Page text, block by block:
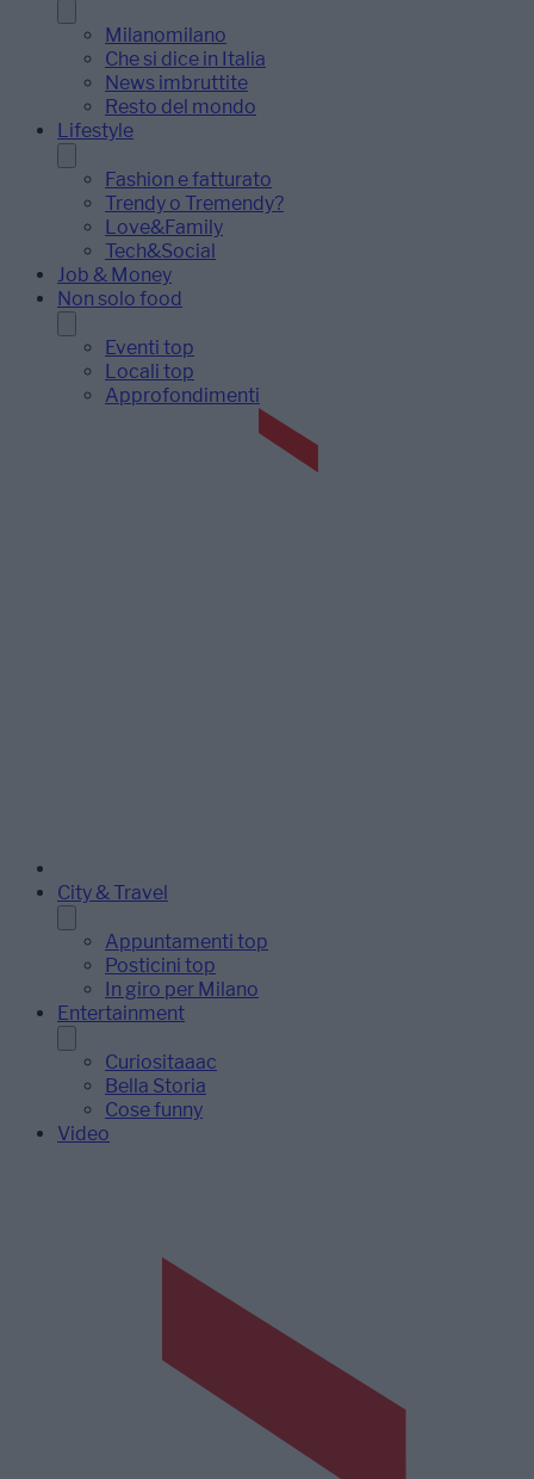
Milanomilano
Che si dice in Italia
News imbruttite
Resto del mondo
Lifestyle
Fashion e fatturato
Trendy o Tremendy?
Love&Family
Tech&Social
Job & Money
Non solo food
Eventi top
Locali top
Approfondimenti
City & Travel
Appuntamenti top
Posticini top
In giro per Milano
Entertainment
Curiositaaac
Bella Storia
Cose funny
Video